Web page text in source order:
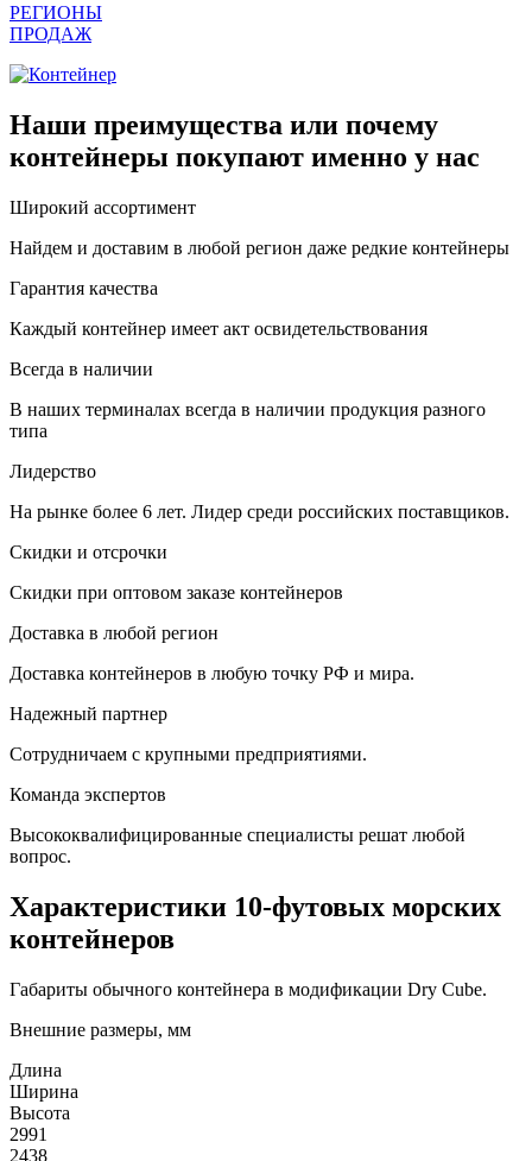
РЕГИОНЫ
ПРОДАЖ
Наши преимущества или почему
контейнеры покупают именно у нас
Широкий ассортимент
Найдем и доставим в любой регион даже редкие контейнеры
Гарантия качества
Каждый контейнер имеет акт освидетельствования
Всегда в наличии
В наших терминалах всегда в наличии продукция разного
типа
Лидерство
На рынке более 6 лет. Лидер среди российских поставщиков.
Скидки и отсрочки
Скидки при оптовом заказе контейнеров
Доставка в любой регион
Доставка контейнеров в любую точку РФ и мира.
Надежный партнер
Сотрудничаем с крупными предприятиями.
Команда экспертов
Высококвалифицированные специалисты решат любой
вопрос.
Характеристики 10-футовых морских
контейнеров
Габариты обычного контейнера в модификации Dry Cube.
Внешние размеры, мм
Длина
Ширина
Высота
2991
2438